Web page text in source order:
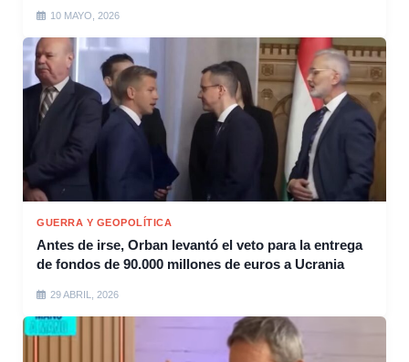
10 MAYO, 2026
GUERRA Y GEOPOLÍTICA
Antes de irse, Orban levantó el veto para la entrega
de fondos de 90.000 millones de euros a Ucrania
29 ABRIL, 2026